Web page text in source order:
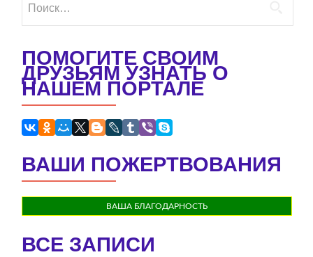
ПОМОГИТЕ СВОИМ
ДРУЗЬЯМ УЗНАТЬ О
НАШЕМ ПОРТАЛЕ
ВАШИ ПОЖЕРТВОВАНИЯ
ВАША БЛАГОДАРНОСТЬ
ВСЕ ЗАПИСИ